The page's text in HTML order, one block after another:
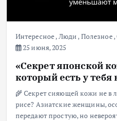
Интересное, Люди , Полезное,
25 июня, 2025
«Секрет японской
который есть у тебя
🌾 Секрет сияющей кожи не в
рисе? Азиатские женщины,
передают простую, но